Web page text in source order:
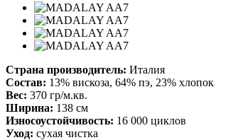
Страна производитель: Италия
Состав: 13% вискоза, 64% пэ, 23% хлопок
Вес: 370 гр/м.кв.
Ширина: 138 см
Износоустойчивость: 16 000 циклов
Уход: сухая чистка